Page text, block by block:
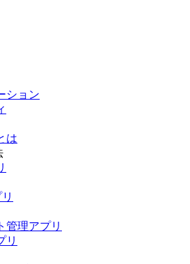
ション
は
管理アプリ
リ